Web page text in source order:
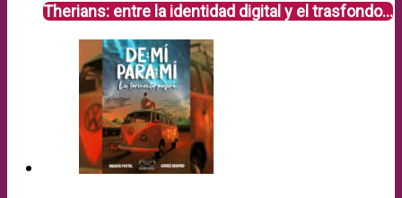
Therians: entre la identidad digital y el trasfondo…